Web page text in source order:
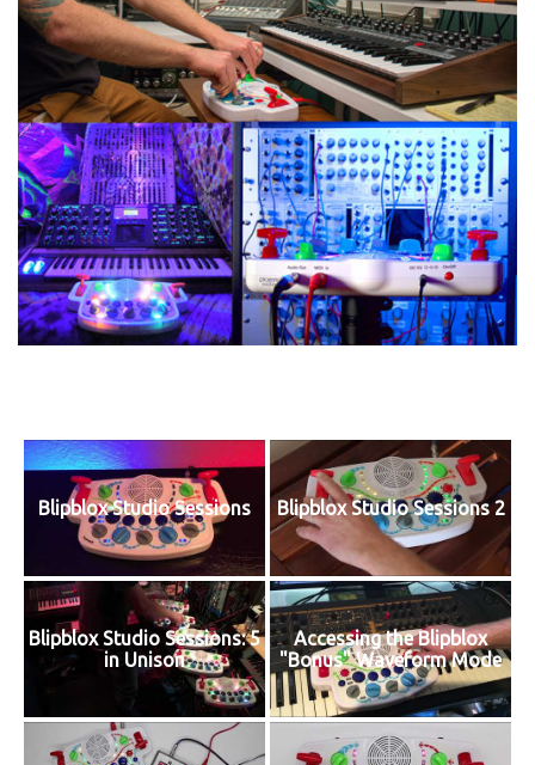
Blipblox Studio Sessions Blipblox Studio Sessions 2
Blipblox Studio Sessions: 5
in Unison
Accessing the Blipblox
"Bonus" Waveform Mode